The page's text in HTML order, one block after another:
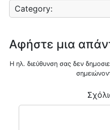
Category:
Αφήστε μια
Η ηλ. διεύθυνση σας δεν